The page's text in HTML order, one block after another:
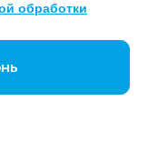
обработки